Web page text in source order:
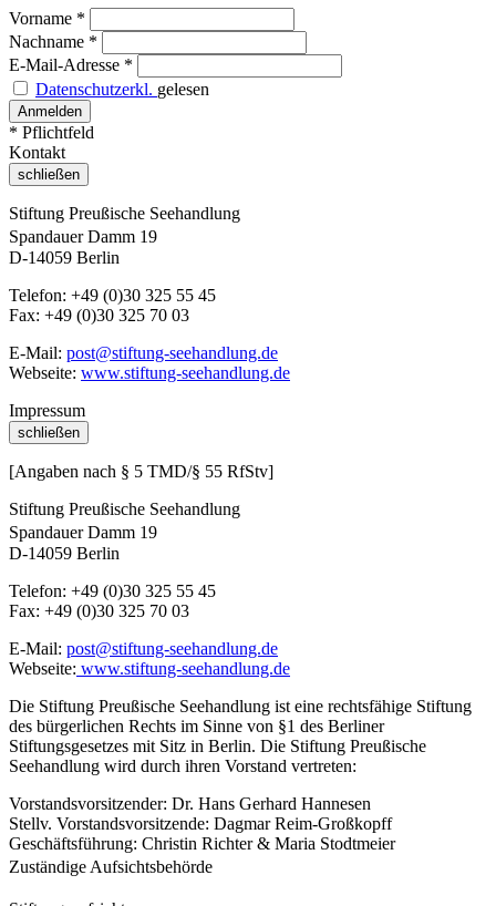
Vorname *
Nachname *
E-Mail-Adresse *
Datenschutzerkl. gelesen
* Pflichtfeld
Kontakt
schließen
Stiftung Preußische Seehandlung
Spandauer Damm 19
D-14059 Berlin
Telefon: +49 (0)30 325 55 45
Fax: +49 (0)30 325 70 03
E-Mail: post@stiftung-seehandlung.de
Webseite: www.stiftung-seehandlung.de
Impressum
schließen
[Angaben nach § 5 TMD/§ 55 RfStv]
Stiftung Preußische Seehandlung
Spandauer Damm 19
D-14059 Berlin
Telefon: +49 (0)30 325 55 45
Fax: +49 (0)30 325 70 03
E-Mail: post@stiftung-seehandlung.de
Webseite: www.stiftung-seehandlung.de
Die Stiftung Preußische Seehandlung ist eine rechtsfähige Stiftung
des bürgerlichen Rechts im Sinne von §1 des Berliner
Stiftungsgesetzes mit Sitz in Berlin. Die Stiftung Preußische
Seehandlung wird durch ihren Vorstand vertreten:
Vorstandsvorsitzender: Dr. Hans Gerhard Hannesen
Stellv. Vorstandsvorsitzende: Dagmar Reim-Großkopff
Geschäftsführung: Christin Richter & Maria Stodtmeier
Zuständige Aufsichtsbehörde